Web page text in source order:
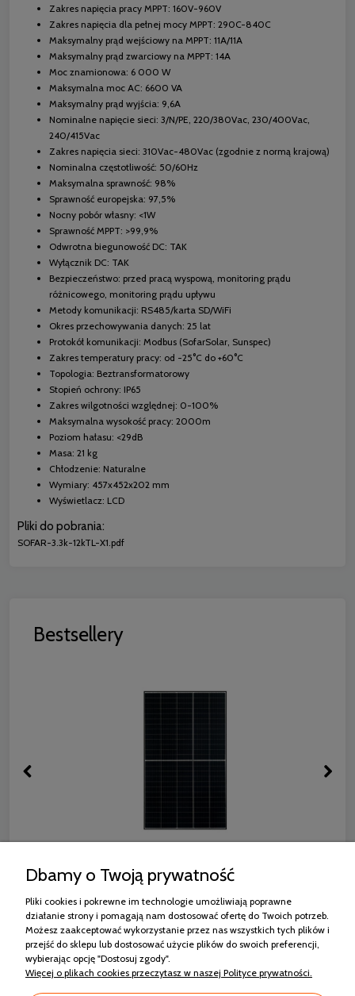
Zakres napięcia pracy MPPT: 160V-960V
Zakres napięcia dla pełnej mocy MPPT: 290C-840C
Maksymalny prąd wejściowy na MPPT: 11A/11A
Maksymalny prąd zwarciowy na MPPT: 14A
Moc znamionowa: 6 000 W
Maksymalna moc AC: 6600 VA
Maksymalny prąd wyjścia: 9,6A
Nominalne napięcie sieci: 3/N/PE, 220/380Vac, 230/400Vac,
240/415Vac
Zakres napięcia sieci: 310Vac-480Vac (zgodnie z normą krajową)
Nominalna częstotliwość: 50/60Hz
Maksymalna sprawność: 98%
Sprawność europejska: 97,5%
Nocny pobór własny: <1W
Sprawność MPPT: >99,9%
Odwrotna biegunowość DC: TAK
Wyłącznik DC: TAK
Bezpieczeństwo: przed pracą wyspową, monitoring prądu
różnicowego, monitoring prądu upływu
Metody komunikacji: RS485/karta SD/WiFi
Okres przechowywania danych: 25 lat
Protokół komunikacji: Modbus (SofarSolar, Sunspec)
Zakres temperatury pracy: od -25°C do +60°C
Topologia: Beztransformatorowy
Stopień ochrony: IP65
Zakres wilgotności względnej: 0-100%
Maksymalna wysokość pracy: 2000m
Poziom hałasu: <29dB
Masa: 21 kg
Chłodzenie: Naturalne
Wymiary: 457x452x202 mm
Wyświetlacz: LCD
Pliki do pobrania:
SOFAR-3.3k-12kTL-X1.pdf
Bestsellery
CZARNA RAMA
564,42 zł
Dbamy o Twoją prywatność
Pliki cookies i pokrewne im technologie umożliwiają poprawne
działanie strony i pomagają nam dostosować ofertę do Twoich potrzeb.
Możesz zaakceptować wykorzystanie przez nas wszystkich tych plików i
przejść do sklepu lub dostosować użycie plików do swoich preferencji,
wybierając opcję "Dostosuj zgody".
Więcej o plikach cookies przeczytasz w naszej Polityce prywatności.